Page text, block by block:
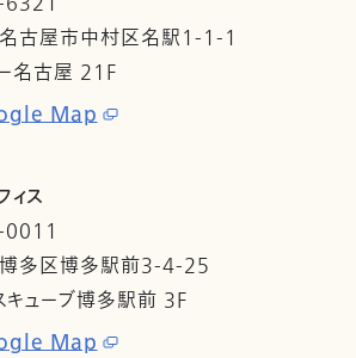
古屋市中村区名駅1-1-1
名古屋 21F
Map
ィス
多区博多駅前3-4-25
キューブ博多駅前 3F
Map